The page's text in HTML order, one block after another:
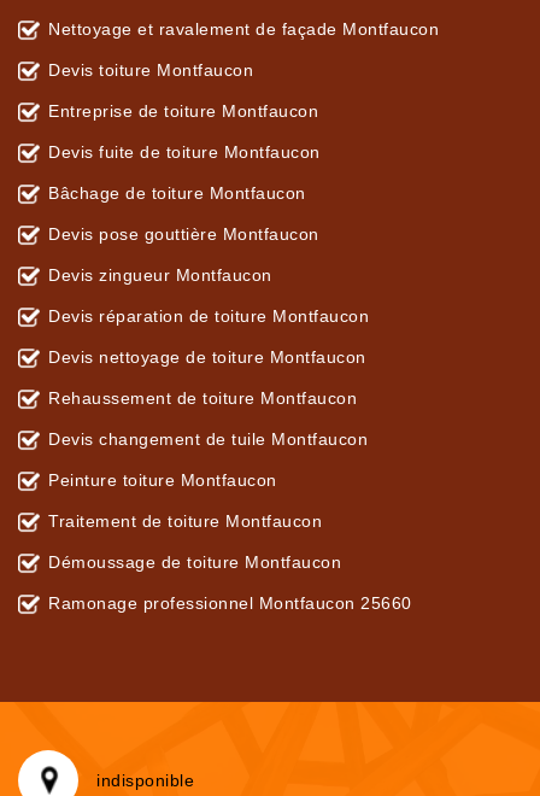
Nettoyage et ravalement de façade Montfaucon
Devis toiture Montfaucon
Entreprise de toiture Montfaucon
Devis fuite de toiture Montfaucon
Bâchage de toiture Montfaucon
Devis pose gouttière Montfaucon
Devis zingueur Montfaucon
Devis réparation de toiture Montfaucon
Devis nettoyage de toiture Montfaucon
Rehaussement de toiture Montfaucon
Devis changement de tuile Montfaucon
Peinture toiture Montfaucon
Traitement de toiture Montfaucon
Démoussage de toiture Montfaucon
Ramonage professionnel Montfaucon 25660
indisponible